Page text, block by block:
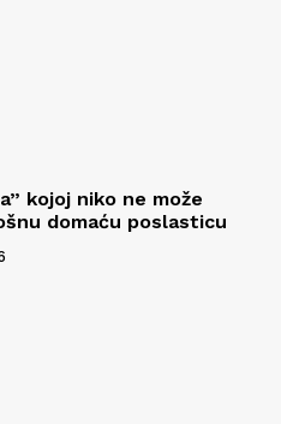
kojoj niko ne može
domaću poslasticu